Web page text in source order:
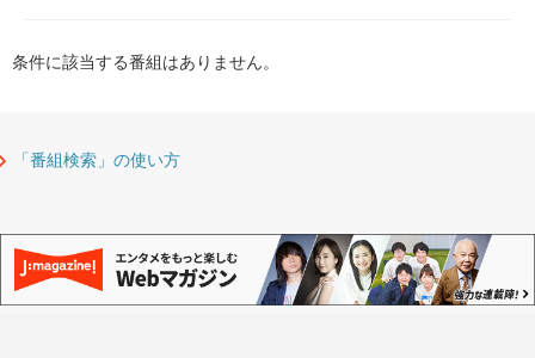
条件に該当する番組はありません。
「番組検索」の使い方